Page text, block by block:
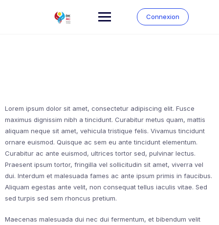
Connexion
Lorem ipsum dolor sit amet, consectetur adipiscing elit. Fusce
maximus dignissim nibh a tincidunt. Curabitur metus quam, mattis
aliquam neque sit amet, vehicula tristique felis. Vivamus tincidunt
ornare euismod. Quisque ac sem eu ante tincidunt elementum.
Curabitur ac ante euismod, ultrices tortor sed, pulvinar lectus.
Praesent ipsum tortor, fringilla vel sollicitudin sit amet, viverra vel
dui. Interdum et malesuada fames ac ante ipsum primis in faucibus.
Aliquam egestas ante velit, non consequat tellus iaculis vitae. Sed
sed turpis sed sem rhoncus pretium.
Maecenas malesuada dui nec dui fermentum, et bibendum velit